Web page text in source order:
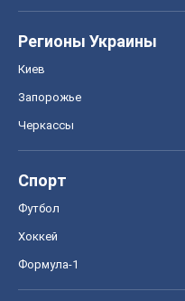
Регионы Украины
Киев
Запорожье
Черкассы
Спорт
Футбол
Хоккей
Формула-1